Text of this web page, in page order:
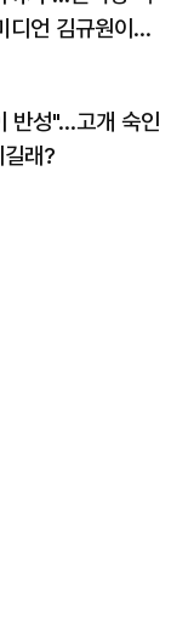
디언 김규원이었
반성"…고개 숙인
래?